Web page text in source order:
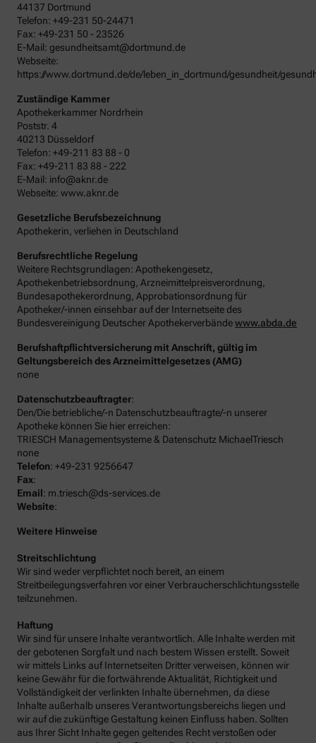
44137 Dortmund
Telefon: +49-231 50-24471
Fax: +49-231 50 - 23526
E-Mail: gesundheitsamt@dortmund.de
Webseite:
https://www.dortmund.de/de/leben_in_dortmund/gesundheit/
Zuständige Kammer
Apothekerkammer Nordrhein
Poststr. 4
40213 Düsseldorf
Telefon: +49-211 83 88 - 0
Fax: +49-211 83 88 - 222
E-Mail: info@aknr.de
Webseite: www.aknr.de
Gesetzliche Berufsbezeichnung
Apothekerin, verliehen in Deutschland
Berufsrechtliche Regelung
Weitere Rechtsgrundlagen: Apothekengesetz,
Apothekenbetriebsordnung, Arzneimittelpreisverordnung,
Bundesapothekerordnung, Approbationsordnung für
Apotheker/-innen einsehbar auf der Internetseite des
Bundesvereinigung Deutscher Apothekerverbändewww.abda.de
Berufshaftpflichtversicherung mit Anschrift, gültig im
Geltungsbereich des Arzneimittelgesetzes (AMG)
none
Datenschutzbeauftragter:
Den/Die betriebliche/-n Datenschutzbeauftragte/-n unserer
Apotheke können Sie hier erreichen:
TRIESCH Managementsysteme & Datenschutz MichaelTriesch
none
Telefon: +49-231 9256647
Fax:
Email: m.triesch@ds-services.de
Website:
Weitere Hinweise
Streitschlichtung
Wir sind weder verpflichtet noch bereit, an einem
Streitbeilegungsverfahren vor einer Verbraucherschlichtungsstelle
teilzunehmen.
Haftung
Wir sind für unsere Inhalte verantwortlich. Alle Inhalte werden mit
der gebotenen Sorgfalt und nach bestem Wissen erstellt. Soweit
wir mittels Links auf Internetseiten Dritter verweisen, können wir
keine Gewähr für die fortwährende Aktualität, Richtigkeit und
Vollständigkeit der verlinkten Inhalte übernehmen, da diese
Inhalte außerhalb unseres Verantwortungsbereichs liegen und
wir auf die zukünftige Gestaltung keinen Einfluss haben. Sollten
aus Ihrer Sicht Inhalte gegen geltendes Recht verstoßen oder